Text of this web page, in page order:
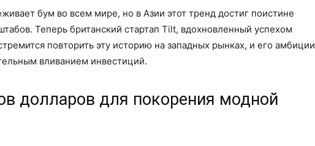
бум во всем мире, но в Азии этот тренд достиг поистине
Теперь британский стартап Tilt, вдохновленный успехом
повторить эту историю на западных рынках, и его амбиции
вливанием инвестиций.
долларов для покорения модной